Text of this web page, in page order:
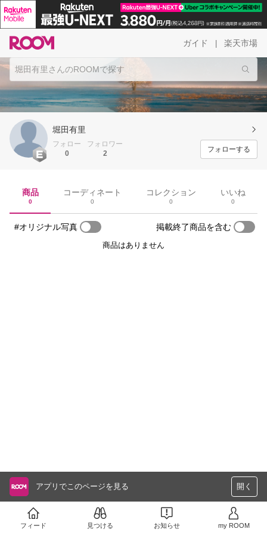
ガイド 楽天市場
堀田有里
フォロー
0
フォロワー
2
フォローする
商品
0
コーディネート
0
コレクション
0
いいね
0
#オリジナル写真 掲載終了商品を含む
商品はありません
アプリでこのページを見る 開く
フィード 見つける お知らせ my ROOM